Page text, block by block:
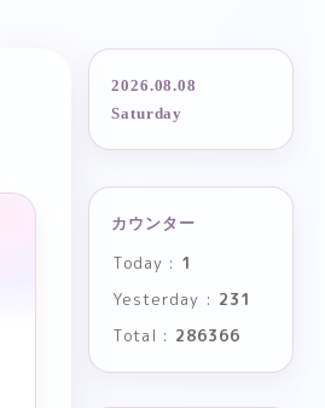
2026.08.08
Saturday
カウンター
Today : 1
Yesterday : 231
Total : 286366